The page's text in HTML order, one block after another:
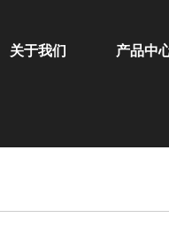
关于我们 产品中